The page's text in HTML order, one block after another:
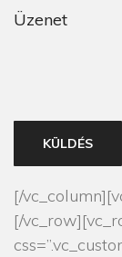
Üzenet
[/
[/